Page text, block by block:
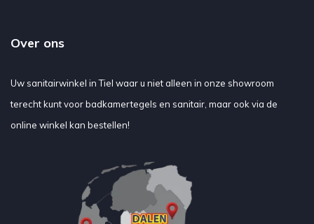
Over ons
Uw sanitairwinkel in Tiel waar u niet alleen in onze showroom
terecht kunt voor badkamertegels en sanitair, maar ook via de
online winkel kan bestellen!